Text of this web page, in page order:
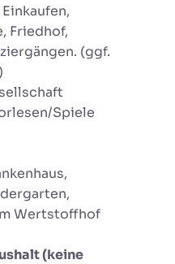
Friedhof,
(ggf.
Spiele
Wertstoffhof
(keine